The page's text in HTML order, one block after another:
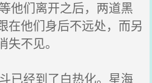
他们离开之后，两道黑
在他们身后不远处，而另
不见。
已经到了白热化。星海